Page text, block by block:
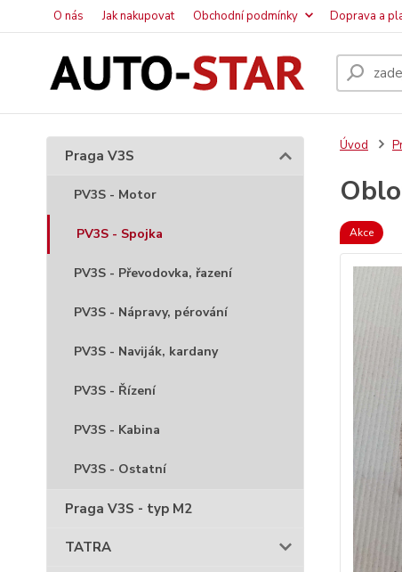
O nás Jak nakupovat Obchodní podmínky Doprava a
Praga V3S
PV3S - Motor
PV3S - Spojka
PV3S - Převodovka, řazení
PV3S - Nápravy, pérování
PV3S - Naviják, kardany
PV3S - Řízení
PV3S - Kabina
PV3S - Ostatní
Praga V3S - typ M2
TATRA
Úvod
Akce